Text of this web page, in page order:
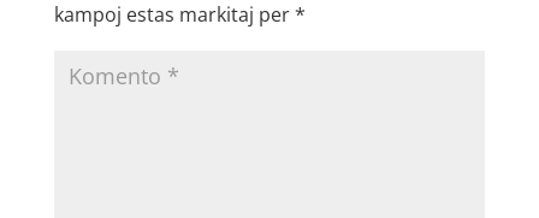
kampoj estas markitaj per*